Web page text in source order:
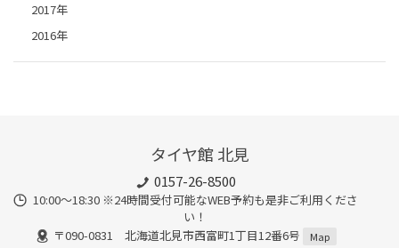
2017年
2016年
タイヤ館 北見
0157-26-8500
10:00～18:30 ※24時間受付可能なWEB予約も是非ご利用くださ
い！
〒090-0831 北海道北見市西富町1丁目12番6号
Map